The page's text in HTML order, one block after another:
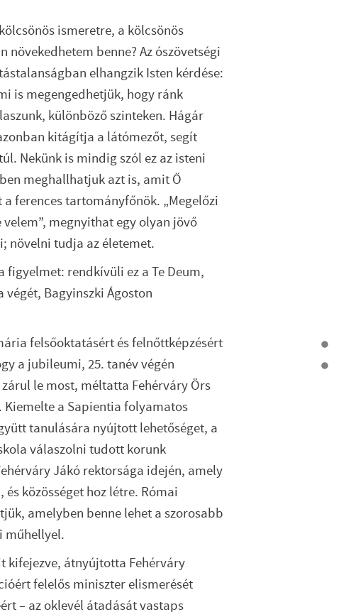
ismeretre, a kölcsönös
benne? Az ószövetségi
elhangzik Isten kérdése:
is megengedhetjük, hogy ránk
különböző szinteken. Hágár
kitágítja a látómezőt, segít
Nekünk is mindig szól ez az isteni
meghallhatjuk azt is, amit Ő
ferences tartományfőnök. „Megelőzi
megnyithat egy olyan jövő
növelni tudja az életemet.
rendkívüli ez a Te Deum,
Bagyinszki Ágoston
felsőoktatásért és felnőttképzésért
a jubileumi, 25. tanév végén
le most, méltatta Fehérváry Örs
Kiemelte a Sapientia folyamatos
tanulására nyújtott lehetőséget, a
válaszolni tudott korunk
Jákó rektorsága idején, amely
közösséget hoz létre. Római
amelyben benne lehet a szorosabb
műhellyel.
kifejezve, átnyújtotta Fehérváry
felelős miniszter elismerését
– az oklevél átadását vastaps